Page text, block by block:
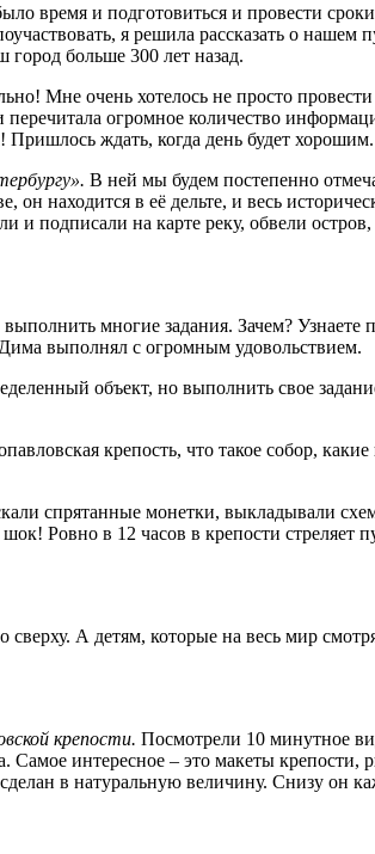
время и подготовиться и провести
я решила рассказать о нашем
город больше 300 лет назад.
Мне очень хотелось не просто
огромное количество
ждать, когда день будет
В ней мы будем постепенно
находится в её дельте, и весь
и подписали на карте реку, обвели
многие задания. Зачем? Узнаете
выполнял с огромным удовольствием.
объект, но выполнить свое
крепость, что такое собор,
спрятанные монетки, выкладывали
Ровно в 12 часов в крепости стреляет
А детям, которые на весь мир
крепости. Посмотрели 10 минутное
интересное – это макеты крепости,
в натуральную величину. Снизу он